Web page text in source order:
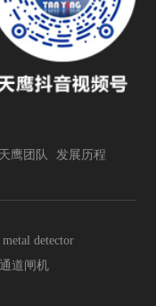
天鹰团队
发展历程
detector
道闸机